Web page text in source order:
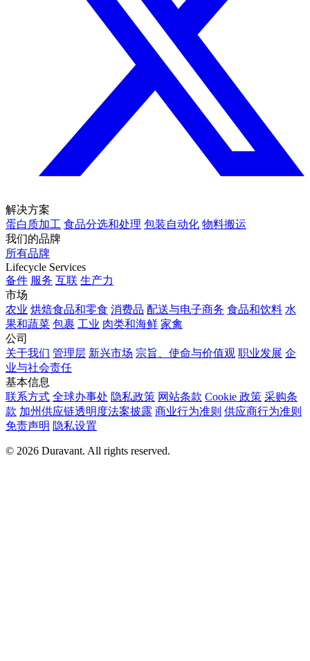
解决方案
蛋白质加工 食品分选和处理 包装自动化 物料搬运
我们的品牌
所有品牌
Lifecycle Services
备件 服务 互联 生产力
市场
农业 烘焙食品和零食 消费品 配送与电子商务 食品和饮料 水
果和蔬菜 包裹 工业 肉类和海鲜 家禽
公司
关于我们 管理层 新兴市场 宗旨、使命与价值观 职业发展 企
业与社会责任
基本信息
联系方式 全球办事处 隐私政策 网站条款 Cookie 政策 采购条
款 加州供应链透明度法案披露 商业行为准则 供应商行为准则
免责声明 隐私设置
© 2026 Duravant. All rights reserved.